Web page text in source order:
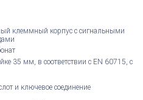
клеммный корпус с сигнальными
35 мм, в соответствии с EN 60715, с
и ключевое соединение